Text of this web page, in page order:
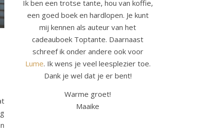
Ik ben een trotse tante, hou van koffie,
een goed boek en hardlopen. Je kunt
mij kennen als auteur van het
cadeauboek Toptante. Daarnaast
schreef ik onder andere ook voor
Lume. Ik wens je veel leesplezier toe.
Dank je wel dat je er bent!
Warme groet!
Maaike